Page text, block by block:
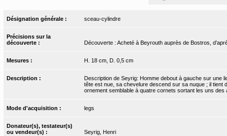
Désignation générale : sceau-cylindre
Précisions sur la
découverte :
Découverte : Acheté à Beyrouth auprès de Bostros,
Mesures : H. 18 cm, D. 0,5 cm
Description :
Description de Seyrig: Homme debout à gauche sur une
tête est nue, sa chevelure descend sur sa nuque ; il tient
ornement semblable à quatre cornets sortant les uns des
Mode d'acquisition : legs
Donateur(s), testateur(s)
ou vendeur(s) :
Seyrig, Henri